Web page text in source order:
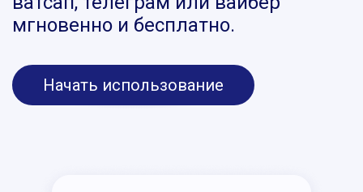
мгновенно и бесплатно.
Начать использование